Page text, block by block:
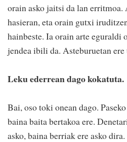
orain asko jaitsi da lan
hasieran, eta orain gutxi
hainbeste. Ia orain arte eguraldi
jendea ibili da. Asteburuetan
Leku ederrean dago kokatuta.
Bai, oso toki onean dago.
baina baita bertakoa ere.
asko, baina berriak ere asko dira.